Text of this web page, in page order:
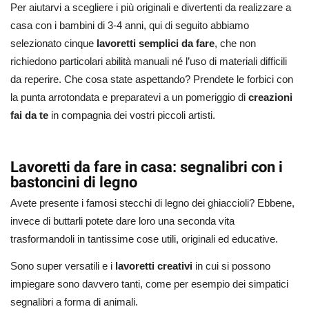
Per aiutarvi a scegliere i più originali e divertenti da realizzare a
casa con i bambini di 3-4 anni, qui di seguito abbiamo
selezionato cinque lavoretti semplici da fare, che non
richiedono particolari abilità manuali né l’uso di materiali difficili
da reperire. Che cosa state aspettando? Prendete le forbici con
la punta arrotondata e preparatevi a un pomeriggio di creazioni
fai da te in compagnia dei vostri piccoli artisti.
Lavoretti da fare in casa: segnalibri con i
bastoncini di legno
Avete presente i famosi stecchi di legno dei ghiaccioli? Ebbene,
invece di buttarli potete dare loro una seconda vita
trasformandoli in tantissime cose utili, originali ed educative.
Sono super versatili e i lavoretti creativi in cui si possono
impiegare sono davvero tanti, come per esempio dei simpatici
segnalibri a forma di animali.